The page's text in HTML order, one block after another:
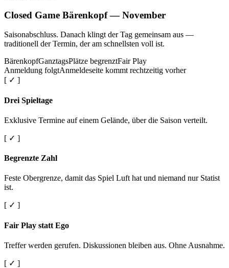
Closed Game Bärenkopf — November
Saisonabschluss. Danach klingt der Tag gemeinsam aus —
traditionell der Termin, der am schnellsten voll ist.
BärenkopfGanztagsPlätze begrenztFair Play
Anmeldung folgtAnmeldeseite kommt rechtzeitig vorher
[ ✓ ]
Drei Spieltage
Exklusive Termine auf einem Gelände, über die Saison verteilt.
[ ✓ ]
Begrenzte Zahl
Feste Obergrenze, damit das Spiel Luft hat und niemand nur Statist
ist.
[ ✓ ]
Fair Play statt Ego
Treffer werden gerufen. Diskussionen bleiben aus. Ohne Ausnahme.
[ ✓ ]